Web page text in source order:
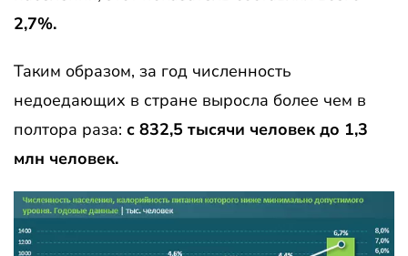
2,7%.
Таким образом, за год численность
недоедающих в стране выросла более чем в
полтора раза: с 832,5 тысячи человек до 1,3
млн человек.